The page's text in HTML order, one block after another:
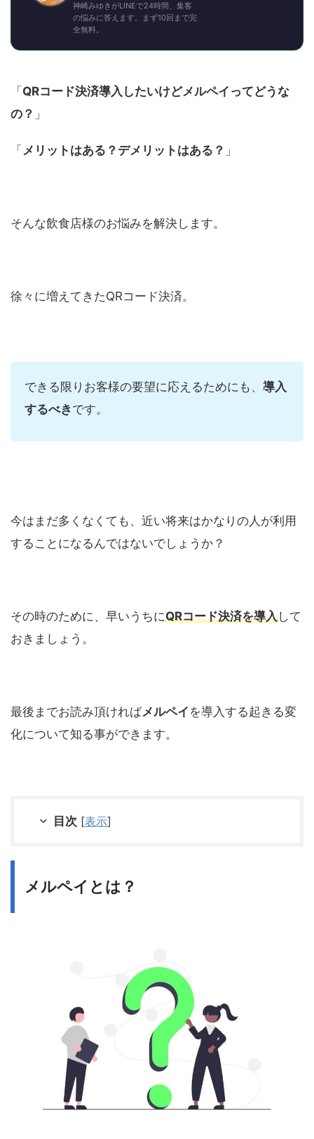
神崎みゆきがLINEで24時間、集客
の悩みに答えます。まず10回まで完
全無料。
「 QRコード決済導入したいけどメルペイってどうな
の？ 」
「 メリットはある？デメリットはある？ 」
そんな飲食店様のお悩みを解決します。
徐々に増えてきたQRコード決済。
できる限りお客様の要望に応えるためにも、 導入
するべき です。
今はまだ多くなくても、近い将来はかなりの人が利用
することになるんではないでしょうか？
その時のために、早いうちにQRコード決済を導入して
おきましょう。
最後までお読み頂ければメルペイ を導入する起きる変
化について知る事ができます。
目次 [表示]
メルペイとは？